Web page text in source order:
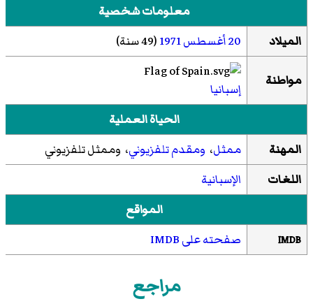
معلومات شخصية
الميلاد
20 أغسطس 1971(49 سنة)
مواطنة
إسبانيا
الحياة العملية
المهنة
ممثل، ومقدم تلفزيوني، وممثل تلفزيوني
اللغات
الإسبانية
المواقع
IMDB صفحته على IMDB
مراجع